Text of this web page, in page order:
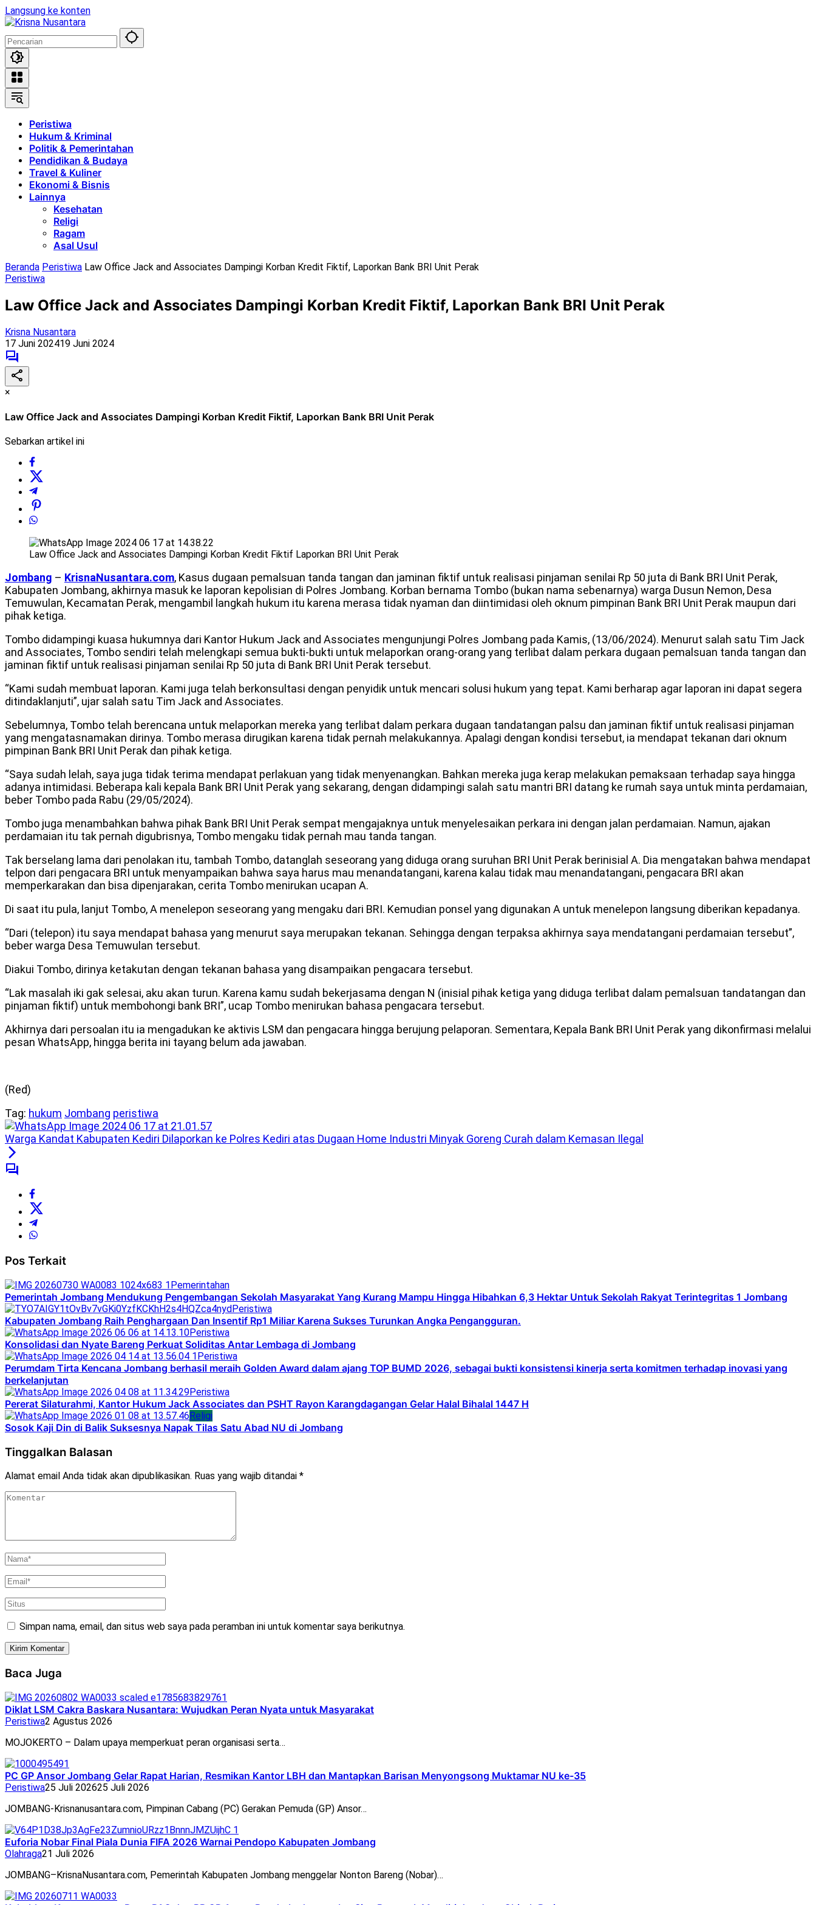
Langsung ke konten
Peristiwa
Hukum & Kriminal
Politik & Pemerintahan
Pendidikan & Budaya
Travel & Kuliner
Ekonomi & Bisnis
Lainnya
Kesehatan
Religi
Ragam
Asal Usul
Beranda Peristiwa Law Office Jack and Associates Dampingi Korban Kredit Fiktif, Laporkan Bank BRI Unit Perak
Peristiwa
Law Office Jack and Associates Dampingi Korban Kredit Fiktif, Laporkan Bank BRI Unit Perak
Krisna Nusantara
17 Juni 202419 Juni 2024
×
Law Office Jack and Associates Dampingi Korban Kredit Fiktif, Laporkan Bank BRI Unit Perak
Sebarkan artikel ini
Law Office Jack and Associates Dampingi Korban Kredit Fiktif Laporkan BRI Unit Perak
Jombang – KrisnaNusantara.com, Kasus dugaan pemalsuan tanda tangan dan jaminan fiktif untuk realisasi pinjaman senilai Rp 50 juta di Bank BRI Unit Perak,
Kabupaten Jombang, akhirnya masuk ke laporan kepolisian di Polres Jombang. Korban bernama Tombo (bukan nama sebenarnya) warga Dusun Nemon, Desa
Temuwulan, Kecamatan Perak, mengambil langkah hukum itu karena merasa tidak nyaman dan diintimidasi oleh oknum pimpinan Bank BRI Unit Perak maupun dari
pihak ketiga.
Tombo didampingi kuasa hukumnya dari Kantor Hukum Jack and Associates mengunjungi Polres Jombang pada Kamis, (13/06/2024). Menurut salah satu Tim Jack
and Associates, Tombo sendiri telah melengkapi semua bukti-bukti untuk melaporkan orang-orang yang terlibat dalam perkara dugaan pemalsuan tanda tangan dan
jaminan fiktif untuk realisasi pinjaman senilai Rp 50 juta di Bank BRI Unit Perak tersebut.
“Kami sudah membuat laporan. Kami juga telah berkonsultasi dengan penyidik untuk mencari solusi hukum yang tepat. Kami berharap agar laporan ini dapat segera
ditindaklanjuti”, ujar salah satu Tim Jack and Associates.
Sebelumnya, Tombo telah berencana untuk melaporkan mereka yang terlibat dalam perkara dugaan tandatangan palsu dan jaminan fiktif untuk realisasi pinjaman
yang mengatasnamakan dirinya. Tombo merasa dirugikan karena tidak pernah melakukannya. Apalagi dengan kondisi tersebut, ia mendapat tekanan dari oknum
pimpinan Bank BRI Unit Perak dan pihak ketiga.
“Saya sudah lelah, saya juga tidak terima mendapat perlakuan yang tidak menyenangkan. Bahkan mereka juga kerap melakukan pemaksaan terhadap saya hingga
adanya intimidasi. Beberapa kali kepala Bank BRI Unit Perak yang sekarang, dengan didampingi salah satu mantri BRI datang ke rumah saya untuk minta perdamaian,
beber Tombo pada Rabu (29/05/2024).
Tombo juga menambahkan bahwa pihak Bank BRI Unit Perak sempat mengajaknya untuk menyelesaikan perkara ini dengan jalan perdamaian. Namun, ajakan
perdamaian itu tak pernah digubrisnya, Tombo mengaku tidak pernah mau tanda tangan.
Tak berselang lama dari penolakan itu, tambah Tombo, datanglah seseorang yang diduga orang suruhan BRI Unit Perak berinisial A. Dia mengatakan bahwa mendapat
telpon dari pengacara BRI untuk menyampaikan bahwa saya harus mau menandatangani, karena kalau tidak mau menandatangani, pengacara BRI akan
memperkarakan dan bisa dipenjarakan, cerita Tombo menirukan ucapan A.
Di saat itu pula, lanjut Tombo, A menelepon seseorang yang mengaku dari BRI. Kemudian ponsel yang digunakan A untuk menelepon langsung diberikan kepadanya.
“Dari (telepon) itu saya mendapat bahasa yang menurut saya merupakan tekanan. Sehingga dengan terpaksa akhirnya saya mendatangani perdamaian tersebut”,
beber warga Desa Temuwulan tersebut.
Diakui Tombo, dirinya ketakutan dengan tekanan bahasa yang disampaikan pengacara tersebut.
“Lak masalah iki gak selesai, aku akan turun. Karena kamu sudah bekerjasama dengan N (inisial pihak ketiga yang diduga terlibat dalam pemalsuan tandatangan dan
pinjaman fiktif) untuk membohongi bank BRI”, ucap Tombo menirukan bahasa pengacara tersebut.
Akhirnya dari persoalan itu ia mengadukan ke aktivis LSM dan pengacara hingga berujung pelaporan. Sementara, Kepala Bank BRI Unit Perak yang dikonfirmasi melalui
pesan WhatsApp, hingga berita ini tayang belum ada jawaban.
(Red)
Tag: hukum Jombang peristiwa
Warga Kandat Kabupaten Kediri Dilaporkan ke Polres Kediri atas Dugaan Home Industri Minyak Goreng Curah dalam Kemasan Ilegal
Pos Terkait
Pemerintahan
Pemerintah Jombang Mendukung Pengembangan Sekolah Masyarakat Yang Kurang Mampu Hingga Hibahkan 6,3 Hektar Untuk Sekolah Rakyat Terintegritas 1 Jombang
Peristiwa
Kabupaten Jombang Raih Penghargaan Dan Insentif Rp1 Miliar Karena Sukses Turunkan Angka Pengangguran.
Peristiwa
Konsolidasi dan Nyate Bareng Perkuat Soliditas Antar Lembaga di Jombang
Peristiwa
Perumdam Tirta Kencana Jombang berhasil meraih Golden Award dalam ajang TOP BUMD 2026, sebagai bukti konsistensi kinerja serta komitmen terhadap inovasi yang
berkelanjutan
Peristiwa
Pererat Silaturahmi, Kantor Hukum Jack Associates dan PSHT Rayon Karangdagangan Gelar Halal Bihalal 1447 H
Religi
Sosok Kaji Din di Balik Suksesnya Napak Tilas Satu Abad NU di Jombang
Tinggalkan Balasan
Alamat email Anda tidak akan dipublikasikan. Ruas yang wajib ditandai *
Simpan nama, email, dan situs web saya pada peramban ini untuk komentar saya berikutnya.
Baca Juga
Diklat LSM Cakra Baskara Nusantara: Wujudkan Peran Nyata untuk Masyarakat
Peristiwa2 Agustus 2026
MOJOKERTO – Dalam upaya memperkuat peran organisasi serta…
PC GP Ansor Jombang Gelar Rapat Harian, Resmikan Kantor LBH dan Mantapkan Barisan Menyongsong Muktamar NU ke-35
Peristiwa25 Juli 202625 Juli 2026
JOMBANG-Krisnanusantara.com, Pimpinan Cabang (PC) Gerakan Pemuda (GP) Ansor…
Euforia Nobar Final Piala Dunia FIFA 2026 Warnai Pendopo Kabupaten Jombang
Olahraga21 Juli 2026
JOMBANG–KrisnaNusantara.com, Pemerintah Kabupaten Jombang menggelar Nonton Bareng (Nobar)…